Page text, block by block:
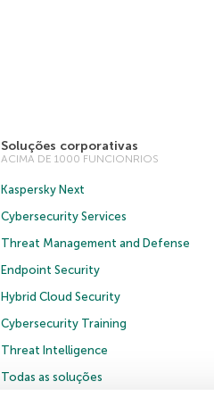
Soluções corporativas
ACIMA DE 1000 FUNCIONRIOS
Kaspersky Next
Cybersecurity Services
Threat Management and Defense
Endpoint Security
Hybrid Cloud Security
Cybersecurity Training
Threat Intelligence
Todas as soluções